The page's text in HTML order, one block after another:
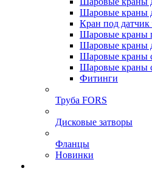
Шаровые краны
Кран под датчик
Шаровые краны
Шаровые краны
Шаровые краны
Шаровые краны
Фитинги
Труба FORS
Дисковые затворы
Фланцы
Новинки